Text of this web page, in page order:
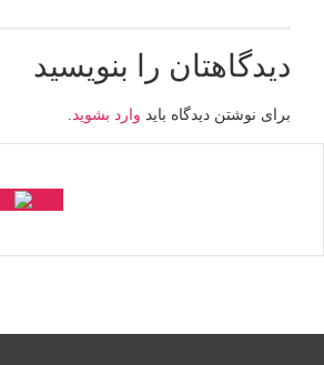
دیدگاهتان را بنویسید
برای نوشتن دیدگاه باید وارد بشوید.